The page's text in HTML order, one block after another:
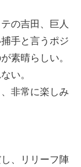
の吉田、巨人
手と言うポジ
素晴らしい。
い。
非常に楽しみ
、リリーフ陣